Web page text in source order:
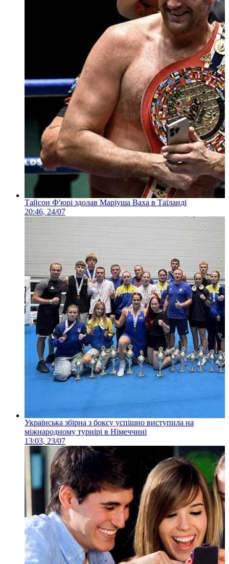
Тайсон Ф'юрі здолав Маріуша Ваха в Таїланді
20:46, 24/07
Українська збірна з боксу успішно виступила на
міжнародному турнірі в Німеччині
13:03, 23/07